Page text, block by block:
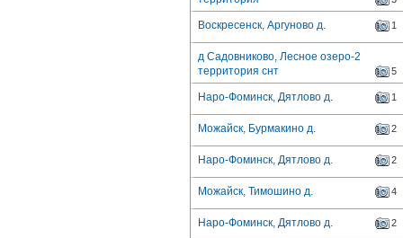
Воскресенск, Аргуново д. 1
д Садовниково, Лесное озеро-2
территория снт
5
Наро-Фоминск, Дятлово д. 1
Можайск, Бурмакино д. 2
Наро-Фоминск, Дятлово д. 2
Можайск, Тимошино д. 4
Наро-Фоминск, Дятлово д. 2